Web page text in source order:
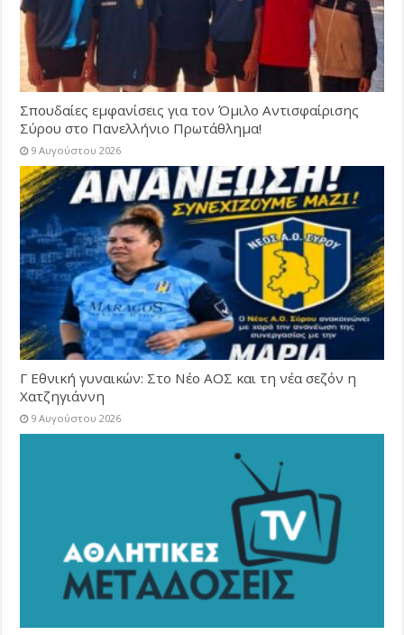
Σπουδαίες εμφανίσεις για τον Όμιλο Αντισφαίρισης
Σύρου στο Πανελλήνιο Πρωτάθλημα!
9 Αυγούστου 2026
Γ Εθνική γυναικών: Στο Νέο ΑΟΣ και τη νέα σεζόν η
Χατζηγιάννη
9 Αυγούστου 2026